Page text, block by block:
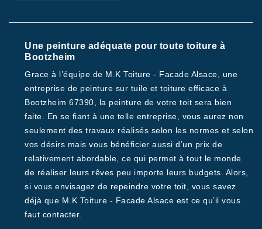
Une peinture adéquate pour toute toiture à
Bootzheim
Grace à l’équipe de M.K Toiture - Facade Alsace, une
entreprise de peinture sur tuile et toiture efficace à
Bootzheim 67390, la peinture de votre toit sera bien
faite. En se fiant à une telle entreprise, vous aurez non
seulement des travaux réalisés selon les normes et selon
vos désirs mais vous bénéficier aussi d’un prix de
relativement abordable, ce qui permet à tout le monde
de réaliser leurs rêves peu importe leurs budgets. Alors,
si vous envisagez de repeindre votre toit, vous savez
déjà que M.K Toiture - Facade Alsace est ce qu’il vous
faut contacter.